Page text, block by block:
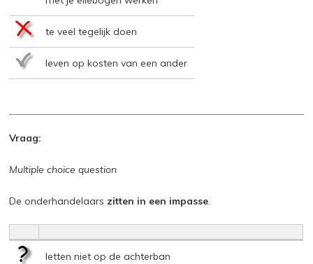
te veel tegelijk doen
leven op kosten van een ander
Vraag:
Multiple choice question
De onderhandelaars zitten in een impasse.
letten niet op de achterban